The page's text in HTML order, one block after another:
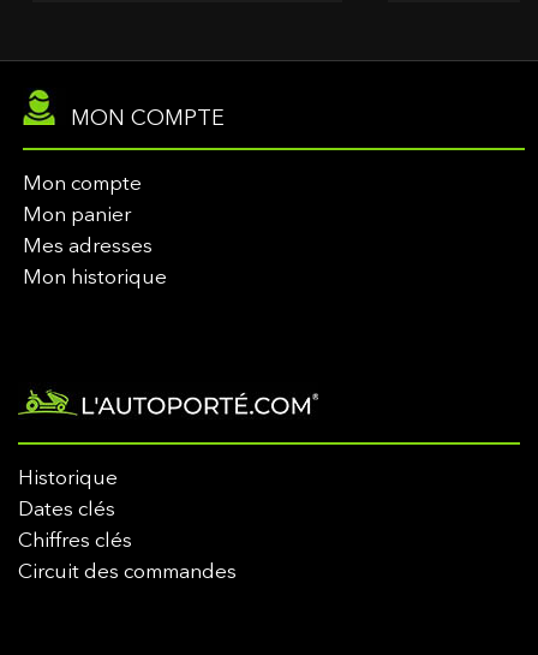
MON COMPTE
Mon compte
Mon panier
Mes adresses
Mon historique
Historique
Dates clés
Chiffres clés
Circuit des commandes